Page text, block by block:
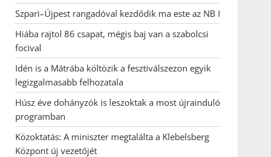
Szpari–Újpest rangadóval kezdődik ma este az NB I
Hiába rajtol 86 csapat, mégis baj van a szabolcsi
focival
Idén is a Mátrába költözik a fesztiválszezon egyik
legizgalmasabb felhozatala
Húsz éve dohányzók is leszoktak a most újrainduló
programban
Közoktatás: A miniszter megtalálta a Klebelsberg
Központ új vezetőjét